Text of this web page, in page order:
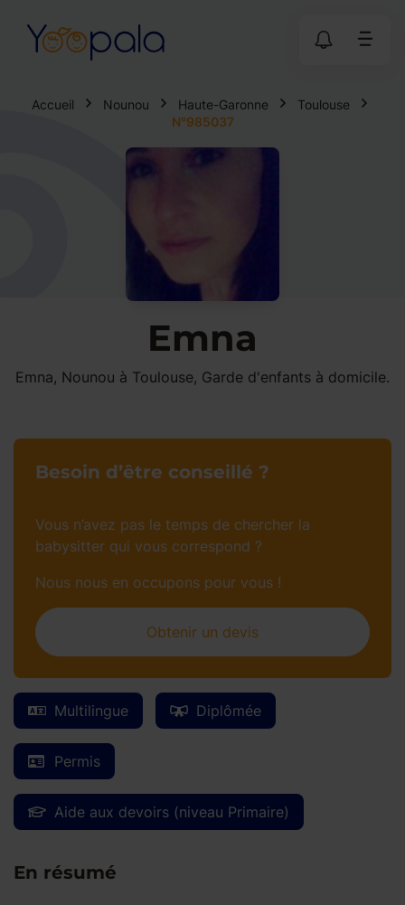
Accueil Nounou Haute-Garonne
Toulouse
N°985037
Emna
Emna, Nounou à Toulouse, Garde d'enfants à domicile.
Multilingue Diplômée
Permis
Aide aux devoirs (niveau Primaire)
En résumé
Besoin d’être conseillé ?
Vous n’avez pas le temps de chercher la
babysitter qui vous correspond ?
Nous nous en occupons pour vous !
Obtenir un devis